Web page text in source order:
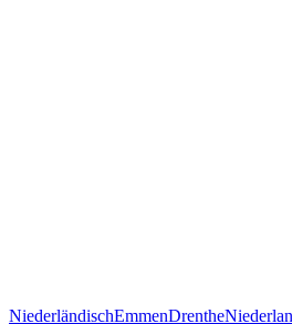
NiederländischEmmenDrenthe